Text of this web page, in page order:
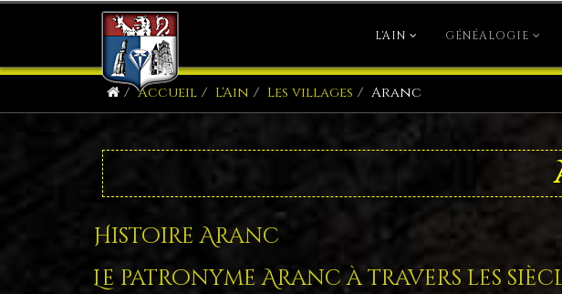
L'AIN GÉNÉALOGIE
Accueil L'Ain Les villages Aranc
Histoire Aranc
Le patronyme Aranc à travers les